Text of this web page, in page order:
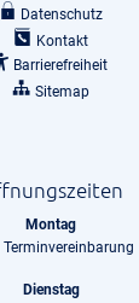
Datenschutz
Kontakt
Barrierefreiheit
Sitemap
Montag
Terminvereinbarung
Dienstag